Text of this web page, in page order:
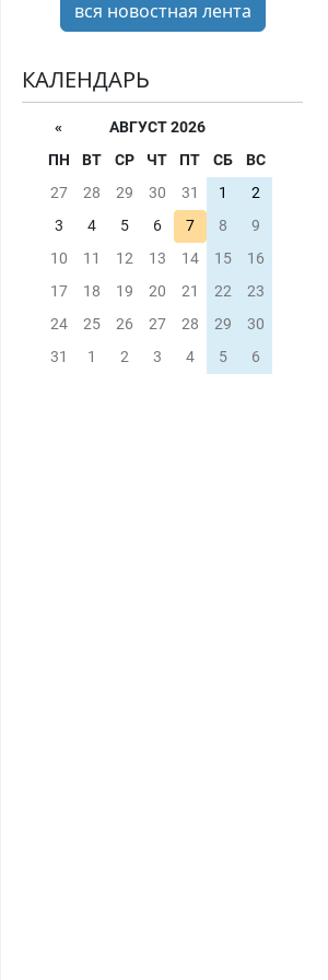
вся новостная лента
КАЛЕНДАРЬ
«
АВГУСТ 2026
ПН
ВТ СР ЧТ ПТ СБ
ВС
27
28 29 30 31 1
2
3
4 5 6 7 8
9
10
11 12 13 14 15
16
17
18 19 20 21 22
23
24
25 26 27 28 29
30
31
1 2 3 4 5 6